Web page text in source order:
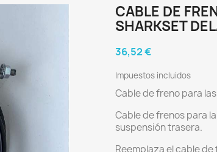
CABLE DE
SHARKSET
36,52 €
Impuestos incluidos
Cable de freno para
Cable de frenos para
suspensión trasera.
Reemplaza el cable